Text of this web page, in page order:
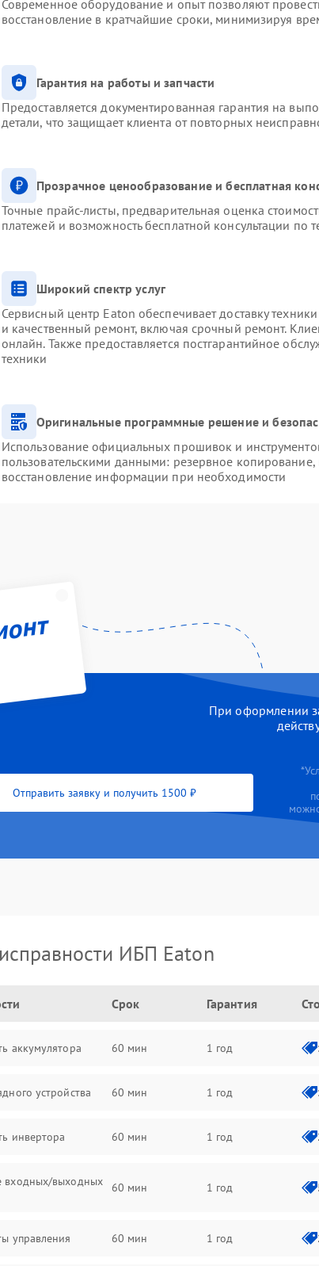
Современное оборудование и опыт позволяют
восстановление в кратчайшие сроки, минимизируя
Гарантия на работы и запчасти
Предоставляется документированная гарантия на
детали, что защищает клиента от повторных
Прозрачное ценообразование и бесплатная
Точные прайс-листы, предварительная оценка
платежей и возможность бесплатной консультации по
Широкий спектр услуг
Сервисный центр Eaton обеспечивает доставку
и качественный ремонт, включая срочный ремонт.
онлайн. Также предоставляется постгарантийное
техники
Оригинальные программные решение и
Использование официальных прошивок и
пользовательскими данными: резервное
восстановление информации при необходимости
При оформлении
Отправить заявку и получить 1500 ₽
ИБП Eaton
Срок Гарантия
аккумулятора 60 мин 1 год
устройства 60 мин 1 год
инвертора 60 мин 1 год
входных/выходных
60 мин 1 год
управления 60 мин 1 год